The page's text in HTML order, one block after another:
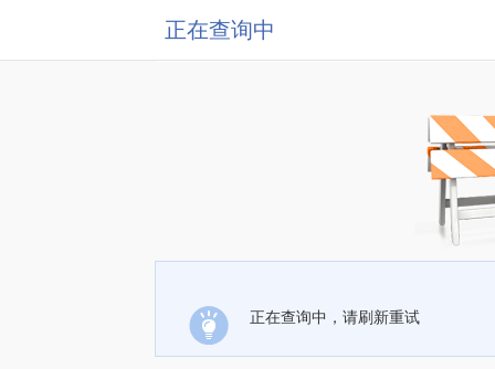
正在查询中
正在查询中，请刷新重试